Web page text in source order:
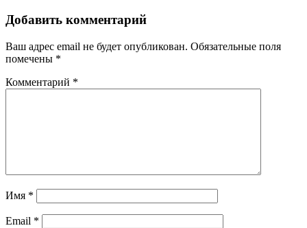
Добавить комментарий
Ваш адрес email не будет опубликован. Обязательные поля
помечены *
Комментарий *
Имя *
Email *